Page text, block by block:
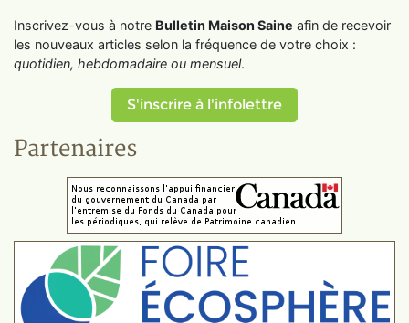
Inscrivez-vous à notre Bulletin Maison Saine afin de recevoir
les nouveaux articles selon la fréquence de votre choix :
quotidien, hebdomadaire ou mensuel.
S'inscrire à l'infolettre
Partenaires